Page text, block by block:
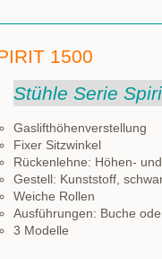
1500
Stühle Serie
Gaslifthöhenverstellung
Fixer Sitzwinkel
Rückenlehne: Höhen-
Gestell: Kunststoff,
Weiche Rollen
Ausführungen: Buche
3 Modelle